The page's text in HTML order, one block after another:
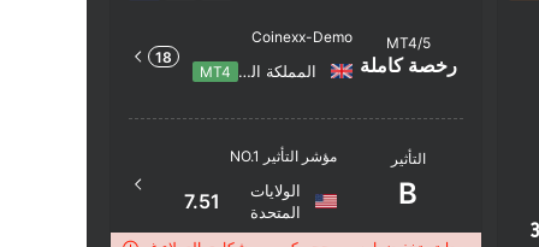
MT4/5
رخصة كاملة
Coinexx-Demo
المملكة المتحدة MT4
18
التأثير
B
مؤشر التأثير NO.1
الولايات
المتحدة
7.51